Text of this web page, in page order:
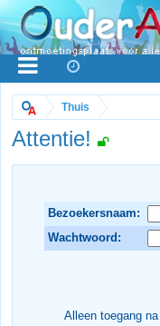
Thuis
Attentie!
Bezoekersnaam:
Wachtwoord:
Alleen toegang na